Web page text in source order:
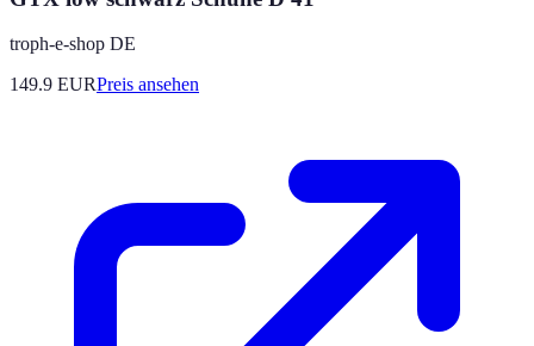
troph-e-shop DE
149.9 EURPreis ansehen